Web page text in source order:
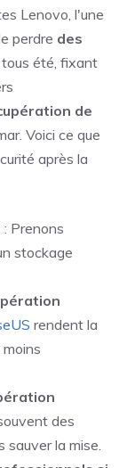
Lenovo, l'une
perdre des
été, fixant
de
Voici ce que
après la
: Prenons
stockage
rendent la
des
sauver la mise.